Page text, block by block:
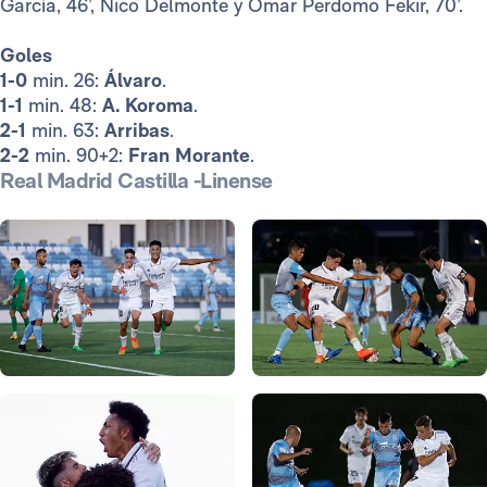
García, 46’, Nico Delmonte y Omar Perdomo Fekir, 70’.
Goles
1-0 min. 26: Álvaro.
1-1 min. 48: A. Koroma.
2-1 min. 63: Arribas.
2-2 min. 90+2: Fran Morante.
Real Madrid Castilla -Linense